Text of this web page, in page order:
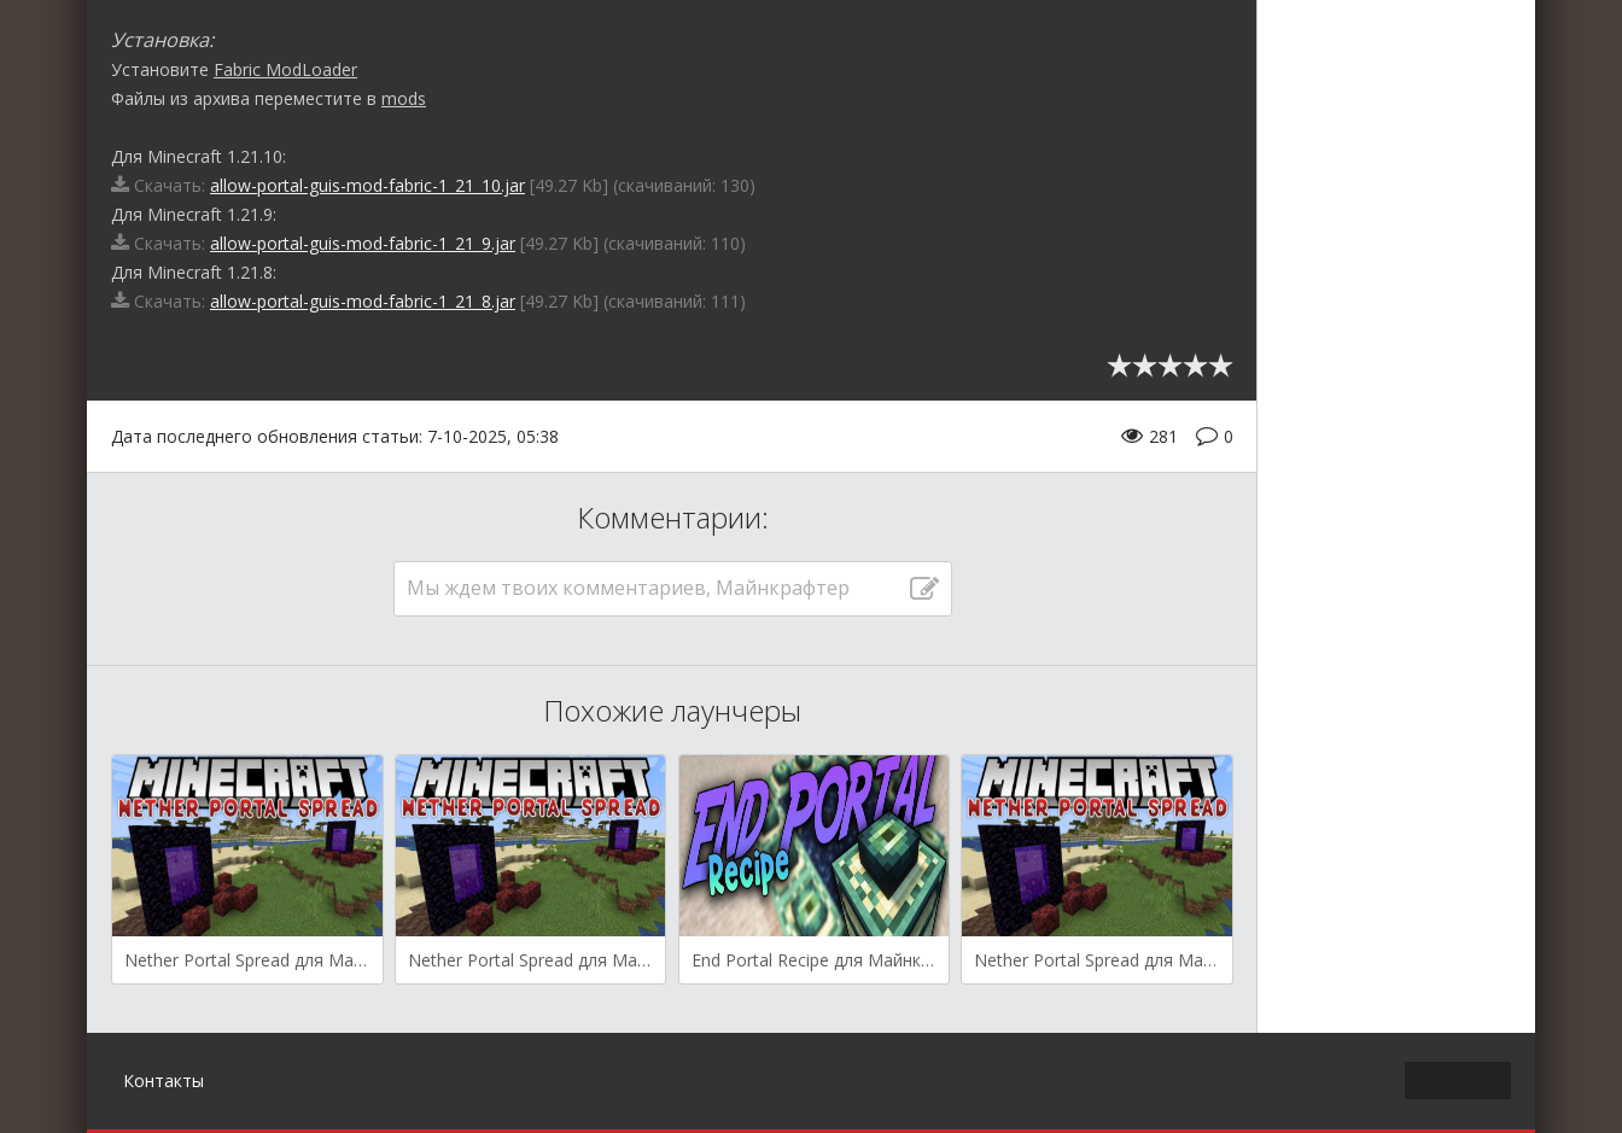
Установка:
Установите Fabric ModLoader
Файлы из архива переместите в mods
Для Minecraft 1.21.10:
Скачать: allow-portal-guis-mod-fabric-1_21_10.jar [49.27 Kb] (cкачиваний: 130)
Для Minecraft 1.21.9:
Скачать: allow-portal-guis-mod-fabric-1_21_9.jar [49.27 Kb] (cкачиваний: 110)
Для Minecraft 1.21.8:
Скачать: allow-portal-guis-mod-fabric-1_21_8.jar [49.27 Kb] (cкачиваний: 111)
Дата последнего обновления статьи: 7-10-2025, 05:38 0
281
Комментарии:
Мы ждем твоих комментариев, Майнкрафтер
Похожие лаунчеры
Nether Portal Spread для Майнкрафт [1.21.9, 1.21.8, 1.21.7] Nether Portal Spread для Майнкрафт [1.20.2, 1.20.1, 1.20] End Portal Recipe для Майнкрафт [1.19.4, 1.19.3, 1.19.2] Nether Portal Spread для Майнкрафт [1.19.3, 1.19.2, 1.19.1]
Контакты